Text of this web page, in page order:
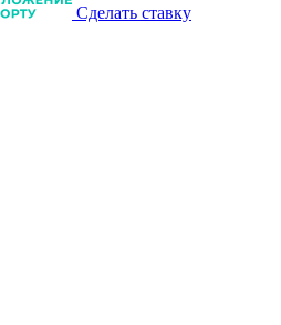
Сделать ставку